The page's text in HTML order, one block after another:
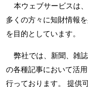
本ウェブサービスは
多くの方々に知財情報
を目的としています。
弊社では、新聞、雑
の各種記事において活
行っております。 提供